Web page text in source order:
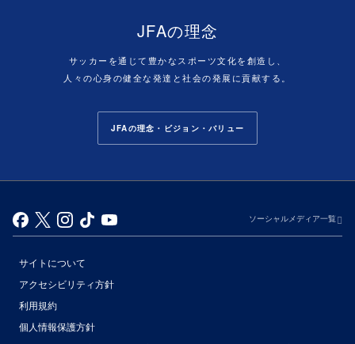
JFAの理念
サッカーを通じて豊かなスポーツ文化を創造し、
人々の心身の健全な発達と社会の発展に貢献する。
JFAの理念・ビジョン・バリュー
ソーシャルメディア一覧
サイトについて
アクセシビリティ方針
利用規約
個人情報保護方針